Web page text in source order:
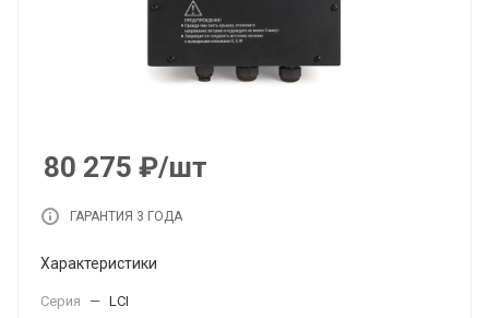
80 275 ₽/шт
ГАРАНТИЯ 3 ГОДА
Характеристики
Серия — LCI